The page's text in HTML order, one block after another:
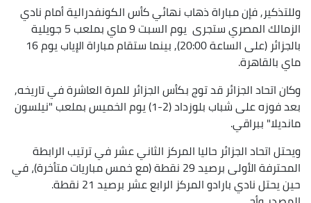
وللتذكير, فإن مباراة ذهاب نهائي كأس الكونفدرالية أمام نادي
الزمالك المصري ستجرى يوم السبت 9 ماي بملعب 5 جويلية
بالجزائر (على الساعة 20:00), بينما ستقام مباراة الإياب يوم 16
ماي بالقاهرة.
وكان اتحاد الجزائر قد توج بكأس الجزائر للمرة العاشرة في تاريخه,
بعد فوزه على شباب بلوزداد (2-1) يوم الخميس بملعب "نيلسون
مانديلا" ببراقي.
ويحتل اتحاد الجزائر حاليا المركز الثاني عشر في ترتيب الرابطة
المحترفة الأولى برصيد 29 نقطة (مع خمس مباريات متأخرة)، في
حين يحتل نادي بارادو المركز الرابع عشر برصيد 21 نقطة.